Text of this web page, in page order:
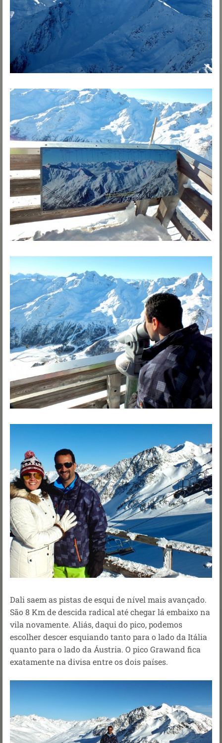
Dali saem as pistas de esqui de nível mais avançado.
São 8 Km de descida radical até chegar lá embaixo na
vila novamente. Aliás, daqui do pico, podemos
escolher descer esquiando tanto para o lado da Itália
quanto para o lado da Áustria. O pico Grawand fica
exatamente na divisa entre os dois países.